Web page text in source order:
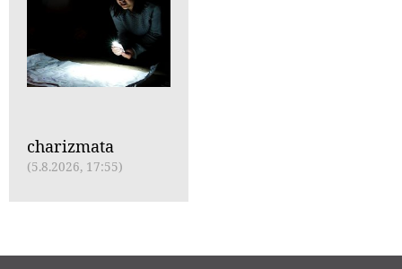
charizmata
(5.8.2026, 17:55)